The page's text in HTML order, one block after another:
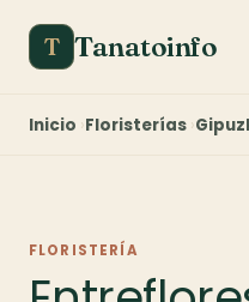
T Tanatoinfo
Inicio Floristerías
FLORISTERÍA